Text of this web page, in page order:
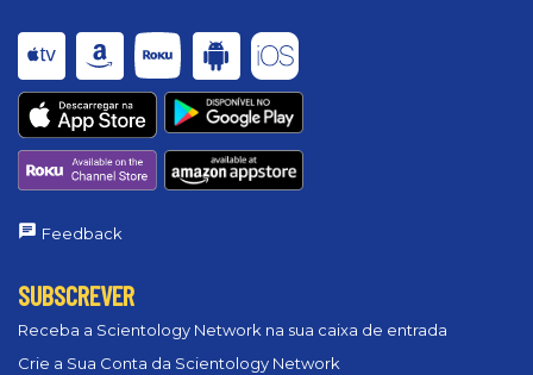
Feedback
SUBSCREVER
Receba a Scientology Network na sua caixa de entrada
Crie a Sua Conta da Scientology Network